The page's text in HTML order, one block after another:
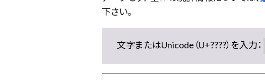
下さい。
文字またはUnicode（U+????）を入力：